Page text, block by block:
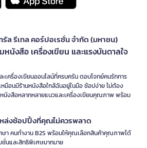
รัล รีเทล คอร์ปอเรชั่น จำกัด (มหาชน)
หนังสือ เครื่องเขียน และแรงบันดาลใจ
เครื่องเขียนออนไลน์ที่ครบครัน ตอบโจทย์คนรักการ
มือนมีร้านหนังสือใกล้ฉันอยู่ในมือ ช้อปง่าย ไม่ต้อง
นังสือหลากหลายแนวและเครื่องเขียนคุณภาพ พร้อม
หล่งช้อปปิ้งที่คุณไม่ควรพลาด
ษา คนทำงาน B2S พร้อมให้คุณเลือกสินค้าคุณภาพได้
นและสิทธิพิเศษมากมาย